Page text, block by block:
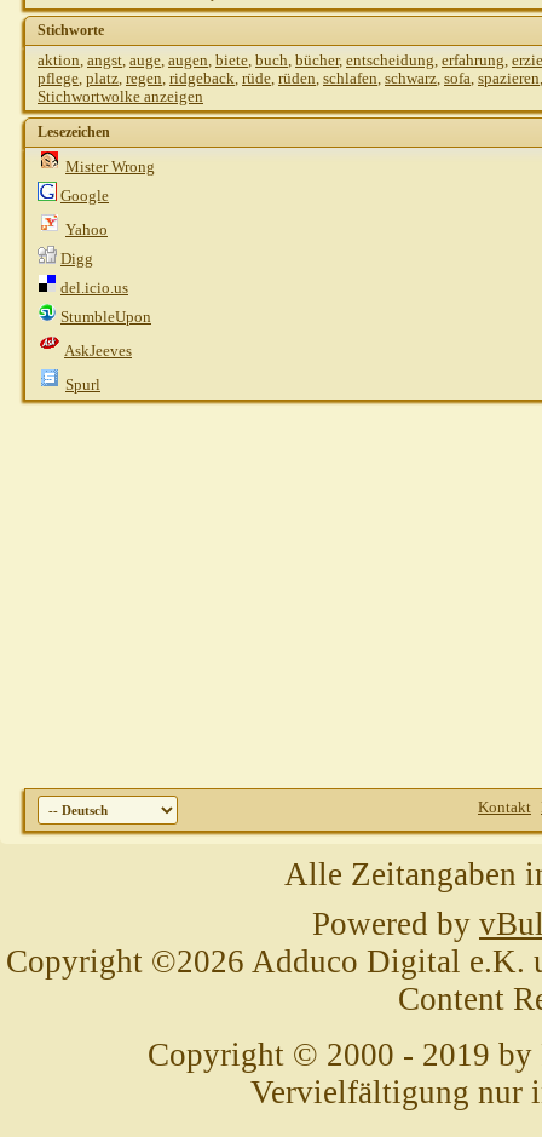
Stichworte
aktion, angst, auge, augen, biete, buch, bücher, entscheidung, erfahrung,
pflege, platz, regen, ridgeback, rüde, rüden, schlafen, schwarz, sofa, spazieren
Stichwortwolke anzeigen
Lesezeichen
Mister Wrong
Google
Yahoo
Digg
del.icio.us
StumbleUpon
AskJeeves
Spurl
Kontakt
Alle Zeitangaben
Powered by
Copyright ©2026 Adduco Digital e.K.
Content
Copyright © 2000 - 2019 by
Vervielfältigung nur